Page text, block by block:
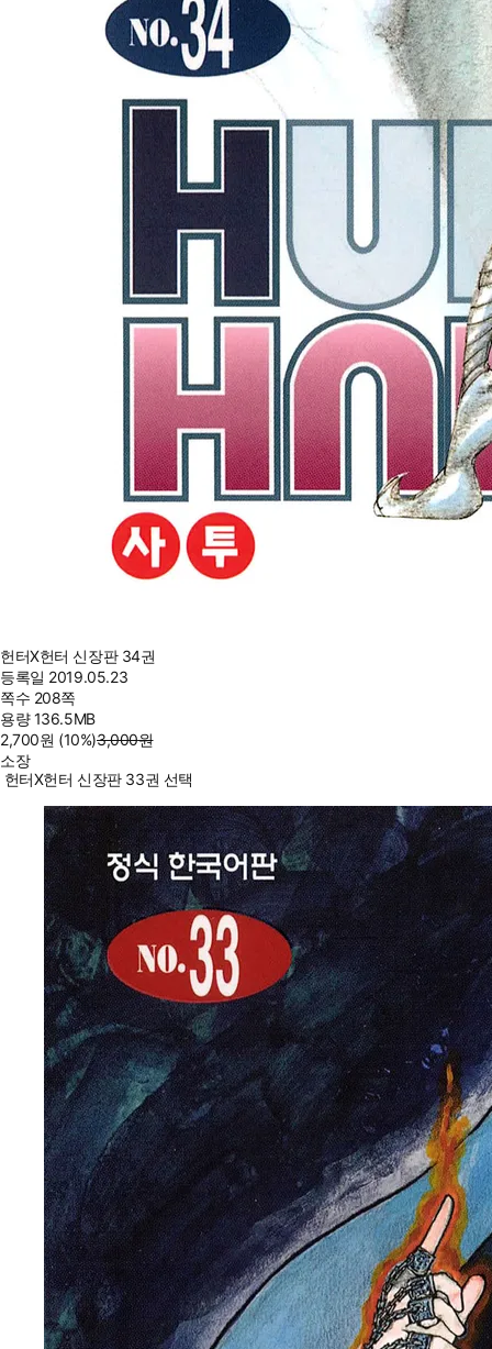
헌터X헌터 신장판 34권
등록일 2019.05.23
쪽수 208쪽
용량136.5MB
2,700원 (10%)3,000원
소장
헌터X헌터 신장판 33권 선택